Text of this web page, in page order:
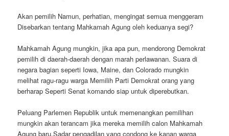
Akan pemilih Namun, perhatian, mengingat semua menggeram
Disebarkan tentang Mahkamah Agung oleh keduanya segi?
Mahkamah Agung mungkin, jika apa pun, mendorong Demokrat
pemilih di daerah-daerah dengan marah perlawanan. Suara di
negara bagian seperti Iowa, Maine, dan Colorado mungkin
melihat ragu-ragu warga Memilih Parti Demokrat orang yang
berharap Seperti Senat komando siap untuk diperebutkan.
Peluang Parlemen Republik untuk memenangkan pemilihan
mungkin akan terancam jika mereka memilih calon Mahkamah
Agung baru.Sadar pengadilan yang condong ke kanan warga